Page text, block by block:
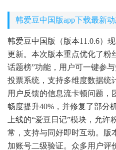
韩爱豆中国版app下载最新
韩爱豆中国版（版本11.0.6）
更新。本次版本重点优化了粉
话题榜”功能，用户可一键参
投票系统，支持多维度数据统
用户反馈的信息流卡顿问题，
畅度提升40%，并修复了部分
上线的“爱豆日记”模块，允许
常，支持与同好即时互动。版
加账号二级验证。众多用户评